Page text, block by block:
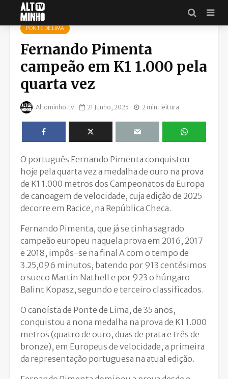
PONTE DE LIMA
Fernando Pimenta
campeão em K1 1.000 pela
quarta vez
Altominho.tv 21 Junho, 2025 2 min. leitura
O português Fernando Pimenta conquistou
hoje pela quarta vez a medalha de ouro na prova
de K1 1.000 metros dos Campeonatos da Europa
de canoagem de velocidade, cuja edição de 2025
decorre em Racice, na República Checa.
Fernando Pimenta, que já se tinha sagrado
campeão europeu naquela prova em 2016, 2017
e 2018, impôs-se na final A com o tempo de
3.25,096 minutos, batendo por 913 centésimos
o sueco Martin Nathell e por 923 o húngaro
Balint Kopasz, segundo e terceiro classificados.
O canoísta de Ponte de Lima, de 35 anos,
conquistou a nona medalha na prova de K1 1.000
metros (quatro de ouro, duas de prata e três de
bronze), em Europeus de velocidade, a primeira
da representação portuguesa na atual edição.